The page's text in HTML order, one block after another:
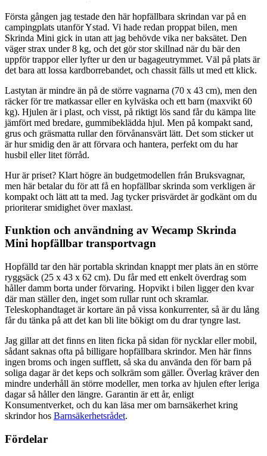
Första gången jag testade den här hopfällbara skrindan var på en
campingplats utanför Ystad. Vi hade redan proppat bilen, men
Skrinda Mini gick in utan att jag behövde vika ner baksätet. Den
väger strax under 8 kg, och det gör stor skillnad när du bär den
uppför trappor eller lyfter ur den ur bagageutrymmet. Väl på plats är
det bara att lossa kardborrebandet, och chassit fälls ut med ett klick.
Lastytan är mindre än på de större vagnarna (70 x 43 cm), men den
räcker för tre matkassar eller en kylväska och ett barn (maxvikt 60
kg). Hjulen är i plast, och visst, på riktigt lös sand får du kämpa lite
jämfört med bredare, gummibeklädda hjul. Men på kompakt sand,
grus och gräsmatta rullar den förvånansvärt lätt. Det som sticker ut
är hur smidig den är att förvara och hantera, perfekt om du har
husbil eller litet förråd.
Hur är priset? Klart högre än budgetmodellen från Bruksvagnar,
men här betalar du för att få en hopfällbar skrinda som verkligen är
kompakt och lätt att ta med. Jag tycker prisvärdet är godkänt om du
prioriterar smidighet över maxlast.
Funktion och användning av Wecamp Skrinda
Mini hopfällbar transportvagn
Hopfälld tar den här portabla skrindan knappt mer plats än en större
ryggsäck (25 x 43 x 62 cm). Du får med ett enkelt överdrag som
håller damm borta under förvaring. Hopvikt i bilen ligger den kvar
där man ställer den, inget som rullar runt och skramlar.
Teleskophandtaget är kortare än på vissa konkurrenter, så är du lång
får du tänka på att det kan bli lite bökigt om du drar tyngre last.
Jag gillar att det finns en liten ficka på sidan för nycklar eller mobil,
sådant saknas ofta på billigare hopfällbara skrindor. Men här finns
ingen broms och ingen sufflett, så ska du använda den för barn på
soliga dagar är det keps och solkräm som gäller. Överlag kräver den
mindre underhåll än större modeller, men torka av hjulen efter leriga
dagar så håller den längre. Garantin är ett år, enligt
Konsumentverket, och du kan läsa mer om barnsäkerhet kring
skrindor hos Barnsäkerhetsrådet.
Fördelar